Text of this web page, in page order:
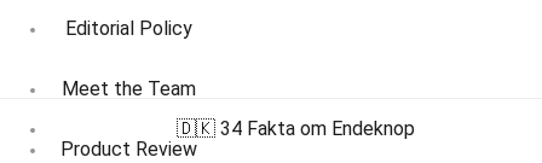
Editorial Policy
Meet the Team
Product Review
🇩🇰 34 Fakta om Endeknop